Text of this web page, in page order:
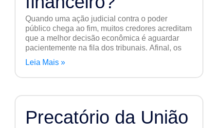
Quando uma ação judicial contra o poder
público chega ao fim, muitos credores acreditam
que a melhor decisão econômica é aguardar
pacientemente na fila dos tribunais. Afinal, os
Leia Mais »
Precatório da União